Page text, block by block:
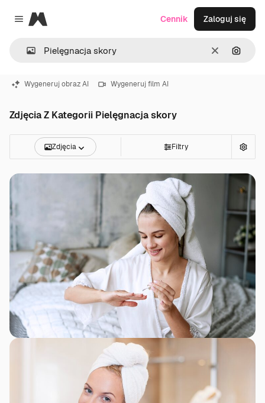
Close menu
Magnific
WyczyśćSzukaj
Cennik Zaloguj się
Wygeneruj obraz AI Wygeneruj film AI
Zdjęcia Z Kategorii Pielęgnacja skory
Zdjęcia Filtry